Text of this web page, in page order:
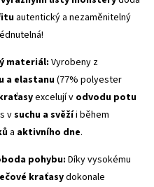
autentický a nezaměnitelný
materiál: Vyrobeny z
a elastanu(77% polyester
excelují v odvodu potu
vsuchu a svěžíi během
a aktivního dne.
pohybu: Díky vysokému
kraťasydokonale